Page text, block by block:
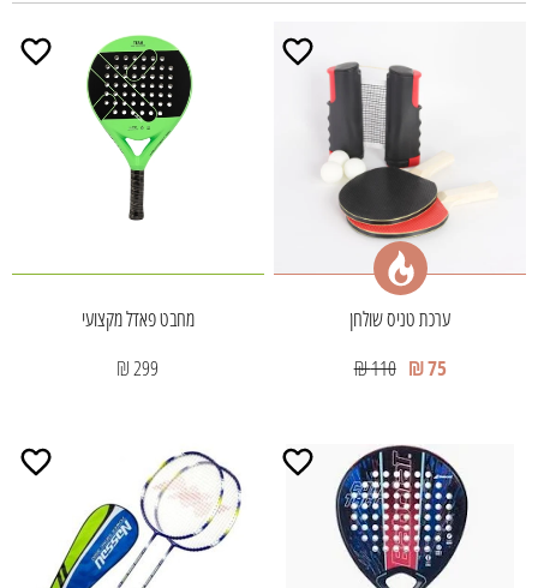
ערכת טניס שולחן
75 ₪
110 ₪
מחבט פאדל מקצועי
299 ₪